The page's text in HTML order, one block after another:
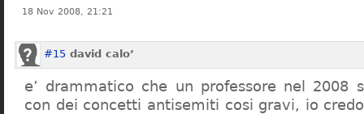
18 Nov 2008, 21:21
#15 david calo’
e’ drammatico che un professore nel 2008
con dei concetti antisemiti cosi gravi, io